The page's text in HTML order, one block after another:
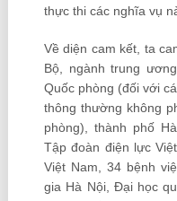
thực thi các nghĩa vụ
Về diện cam kết, ta
Bộ, ngành trung
Quốc phòng (đối với
thông thường không
phòng), thành phố
Tập đoàn điện lực
Việt Nam, 34 bệnh
gia Hà Nội, Đại học